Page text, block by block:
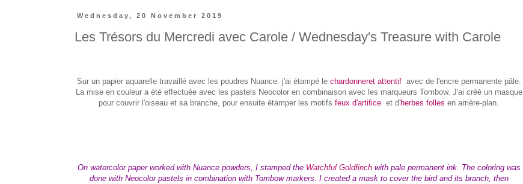
Wednesday, 20 November 2019
Les Trésors du Mercredi avec Carole / Wednesday's Treasure with Carole
Sur un papier aquarelle travaillé avec les poudres Nuance. j'ai étampé le chardonneret attentif avec de l'encre permanente pâle.
La mise en couleur a été effectuée avec les pastels Neocolor en combinaison avec les marqueurs Tombow. J'ai créé un masque
pour couvrir l'oiseau et sa branche, pour ensuite étamper les motifs feux d'artifice et d'herbes folles en arrière-plan.
On watercolor paper worked with Nuance powders, I stamped the Watchful Goldfinchwith pale permanent ink. The coloring was
done with Neocolor pastels in combination with Tombow markers. I created a mask to cover the bird and its branch, then